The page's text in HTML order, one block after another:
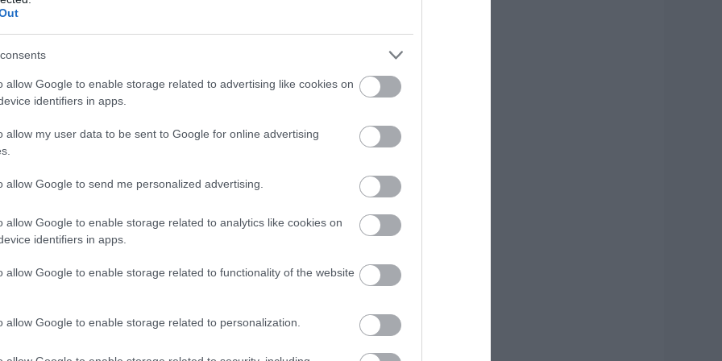
allow Google to enable storage related to advertising like cookies on
identifiers in apps.
allow my user data to be sent to Google for online advertising
allow Google to send me personalized advertising.
allow Google to enable storage related to analytics like cookies on
identifiers in apps.
allow Google to enable storage related to functionality of the website
allow Google to enable storage related to personalization.
με ενότητα, μετριοπάθεια,
επιβάλλει η ιστορία του, και ότι μετά το
ενωμένα και αποφασισμένα. Τόνισε ότι
κρίσιμη για τη χώρα και πως όλοι έχουν
ότι «από τη μάχη αυτή δεν
είναι το σπίτι μας».
περιορίζονται μόνο στις διαδικασίες αλλά
αναφέροντας τη χαρά του για
από την ΟΝΝΕΔ και τη ΔΑΠ-ΝΔΦΚ,
την αυτοδιοίκηση.
Μύκονος: Έψαχναν
αξίας 75.000 ευρώ –
Η ανακάλυψη κάτω
05.08.2026 | 17:40
Δύο άγνωστοι
εισέβαλαν σε σπίτι
Δείτε τι άρπαξαν